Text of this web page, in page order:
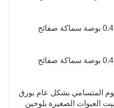
المتسامي بشكل عام بورق
العبوات الصغيرة بلوحين